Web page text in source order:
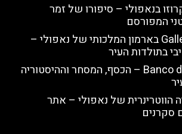
בנאפולי – סיפורו של זמר
המפורסם
Galleria del Tempo בארמון המלכותי של נאפולי –
בתולדות העיר
מוזיאון Banco di Napoli – הכסף, המסחר וההיסטוריה
הווטרינרית של נאפולי – אתר
סקרנים